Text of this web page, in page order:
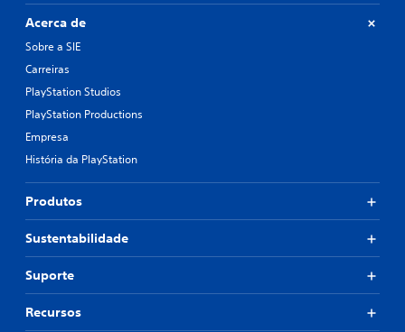
Acerca de
Sobre a SIE
Carreiras
PlayStation Studios
PlayStation Productions
Empresa
História da PlayStation
Produtos
Sustentabilidade
Suporte
Recursos